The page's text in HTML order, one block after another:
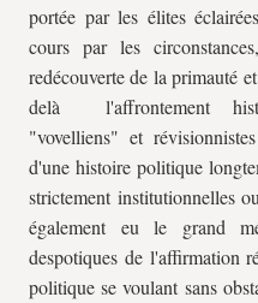
portée par les élites
cours par les
redécouverte de la primauté
delà l'affrontement
"vovelliens" et
d'une histoire politique
strictement institutionnelles
également eu le grand
despotiques de l'affirmation
politique se voulant sans